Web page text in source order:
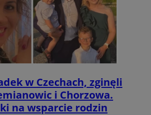
w Czechach, zginęli
i Chorzowa.
na wsparcie rodzin